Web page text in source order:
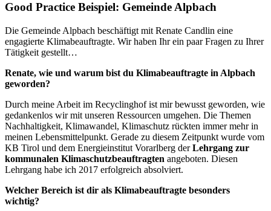
Good Practice Beispiel: Gemeinde Alpbach
Die Gemeinde Alpbach beschäftigt mit Renate Candlin eine
engagierte Klimabeauftragte. Wir haben Ihr ein paar Fragen zu Ihrer
Tätigkeit gestellt…
Renate, wie und warum bist du Klimabeauftragte in Alpbach
geworden?
Durch meine Arbeit im Recyclinghof ist mir bewusst geworden, wie
gedankenlos wir mit unseren Ressourcen umgehen. Die Themen
Nachhaltigkeit, Klimawandel, Klimaschutz rückten immer mehr in
meinen Lebensmittelpunkt. Gerade zu diesem Zeitpunkt wurde vom
KB Tirol und dem Energieinstitut Vorarlberg derLehrgang zur
kommunalen Klimaschutzbeauftragten angeboten. Diesen
Lehrgang habe ich 2017 erfolgreich absolviert.
Welcher Bereich ist dir als Klimabeauftragte besonders
wichtig?